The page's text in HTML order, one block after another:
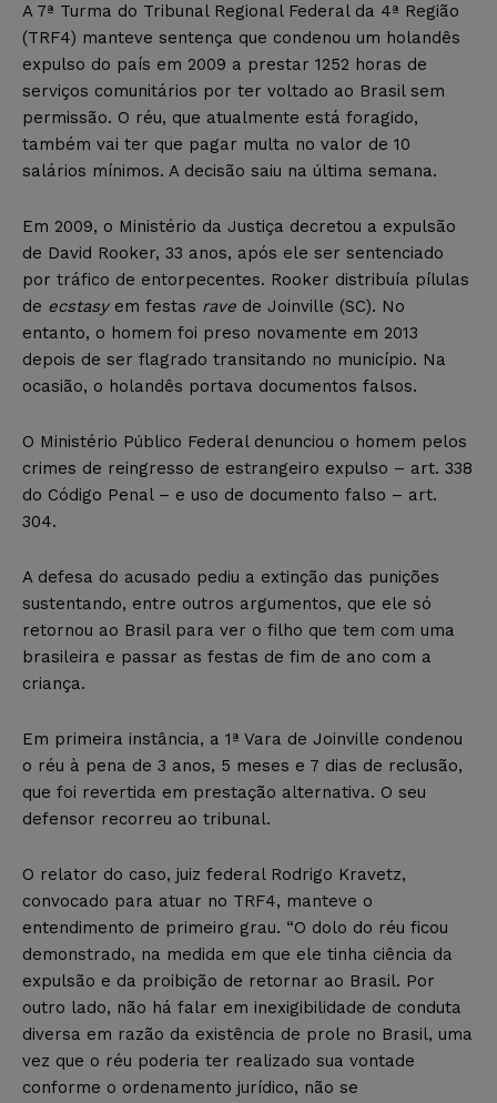
A 7ª Turma do Tribunal Regional Federal da 4ª Região
(TRF4) manteve sentença que condenou um holandês
expulso do país em 2009 a prestar 1252 horas de
serviços comunitários por ter voltado ao Brasil sem
permissão. O réu, que atualmente está foragido,
também vai ter que pagar multa no valor de 10
salários mínimos. A decisão saiu na última semana.
Em 2009, o Ministério da Justiça decretou a expulsão
de David Rooker, 33 anos, após ele ser sentenciado
por tráfico de entorpecentes. Rooker distribuía pílulas
de ecstasyem festas rave de Joinville (SC). No
entanto, o homem foi preso novamente em 2013
depois de ser flagrado transitando no município. Na
ocasião, o holandês portava documentos falsos.
O Ministério Público Federal denunciou o homem pelos
crimes de reingresso de estrangeiro expulso – art. 338
do Código Penal – e uso de documento falso – art.
304.
A defesa do acusado pediu a extinção das punições
sustentando, entre outros argumentos, que ele só
retornou ao Brasil para ver o filho que tem com uma
brasileira e passar as festas de fim de ano com a
criança.
Em primeira instância, a 1ª Vara de Joinville condenou
o réu à pena de 3 anos, 5 meses e 7 dias de reclusão,
que foi revertida em prestação alternativa. O seu
defensor recorreu ao tribunal.
O relator do caso, juiz federal Rodrigo Kravetz,
convocado para atuar no TRF4, manteve o
entendimento de primeiro grau. “O dolo do réu ficou
demonstrado, na medida em que ele tinha ciência da
expulsão e da proibição de retornar ao Brasil. Por
outro lado, não há falar em inexigibilidade de conduta
diversa em razão da existência de prole no Brasil, uma
vez que o réu poderia ter realizado sua vontade
conforme o ordenamento jurídico, não se